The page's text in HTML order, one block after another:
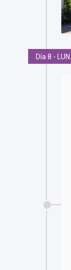
Día 8 - LUN.